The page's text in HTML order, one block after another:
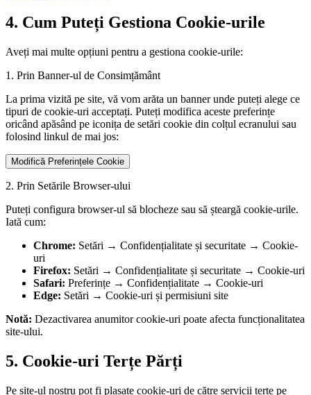
4. Cum Puteți Gestiona Cookie-urile
Aveți mai multe opțiuni pentru a gestiona cookie-urile:
1. Prin Banner-ul de Consimțământ
La prima vizită pe site, vă vom arăta un banner unde puteți alege ce
tipuri de cookie-uri acceptați. Puteți modifica aceste preferințe
oricând apăsând pe iconița de setări cookie din colțul ecranului sau
folosind linkul de mai jos:
Modifică Preferințele Cookie
2. Prin Setările Browser-ului
Puteți configura browser-ul să blocheze sau să șteargă cookie-urile.
Iată cum:
Chrome: Setări → Confidențialitate și securitate → Cookie-
uri
Firefox: Setări → Confidențialitate și securitate → Cookie-uri
Safari: Preferințe → Confidențialitate → Cookie-uri
Edge: Setări → Cookie-uri și permisiuni site
Notă: Dezactivarea anumitor cookie-uri poate afecta funcționalitatea
site-ului.
5. Cookie-uri Terțe Părți
Pe site-ul nostru pot fi plasate cookie-uri de către servicii terțe pe